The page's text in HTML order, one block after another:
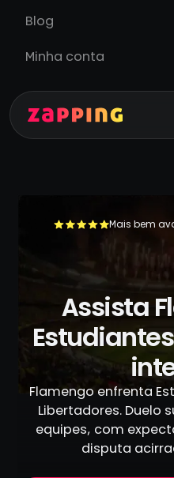
Blog
Minha conta
Mais bem
+500.000
Assista
Flamengo enfrenta
Libertadores. Duelo
equipes, com
disputa